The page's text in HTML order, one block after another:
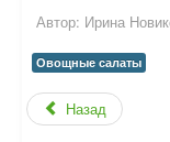
Автор: Ирина
Овощные салаты
Назад